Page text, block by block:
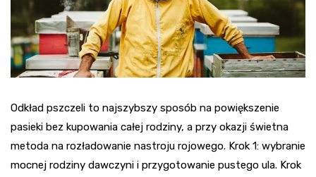
Odkład pszczeli to najszybszy sposób na powiększenie
pasieki bez kupowania całej rodziny, a przy okazji świetna
metoda na rozładowanie nastroju rojowego. Krok 1: wybranie
mocnej rodziny dawczyni i przygotowanie pustego ula. Krok